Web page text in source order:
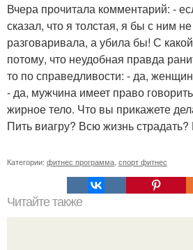
Вчера прочитала комментарий: -
сказал, что я толстая, я бы с ним
разговаривала, а убила бы! С
потому, что неудобная правда
то по справедливости: - да,
- да, мужчина имеет право
жирное тело. Что вы прикажете
Пить виагру? Всю жизнь
Категории: фитнес программа спорт фитнес
Читайте также